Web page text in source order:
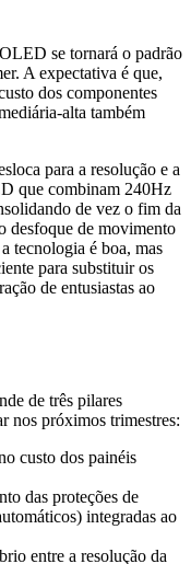
se tornará o padrão
A expectativa é que,
dos componentes
alta também
para a resolução e a
que combinam 240Hz
de vez o fim da
desfoque de movimento
tecnologia é boa, mas
para substituir os
de entusiastas ao
de três pilares
nos próximos trimestres:
custo dos painéis
das proteções de
integradas ao
entre a resolução da